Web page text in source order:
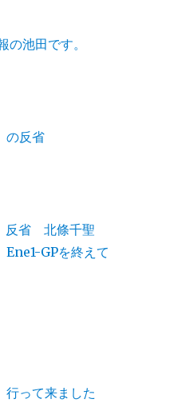
の池田です。
の反省
反省 北條千聖
Ene1-GPを終えて
行って来ました